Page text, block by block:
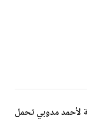
لأحمد مدوبي تحمل